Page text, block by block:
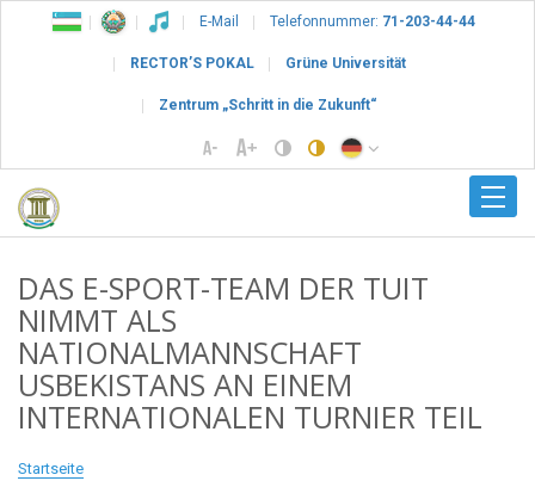
E-Mail Telefonnummer: 71-203-44-44
RECTOR’S POKAL Grüne Universität
Zentrum „Schritt in die Zukunft“
DAS E-SPORT-TEAM DER TUIT
NIMMT ALS
NATIONALMANNSCHAFT
USBEKISTANS AN EINEM
INTERNATIONALEN TURNIER TEIL
Startseite